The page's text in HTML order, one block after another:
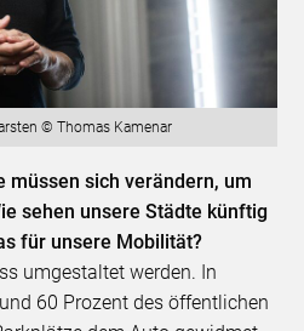
© Thomas Kamenar
müssen sich verändern, um
sehen unsere Städte künftig
für unsere Mobilität?
umgestaltet werden. In
60 Prozent des öffentlichen